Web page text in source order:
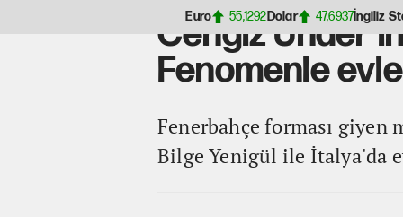
Euro 55,1292Dolar 47,6937İngiliz
Cengiz
Fenomenle
Fenerbahçe forması
Bilge Yenigül ile İtalya'da